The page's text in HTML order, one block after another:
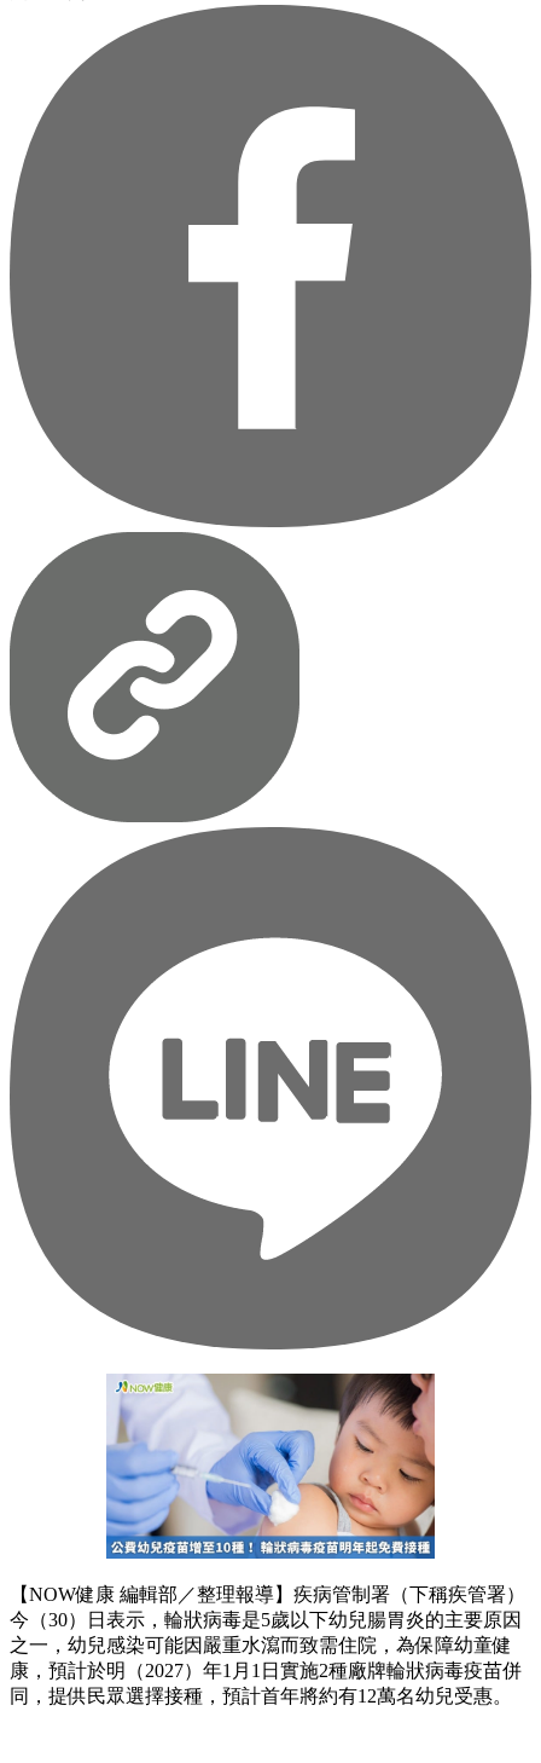
【NOW健康 編輯部／整理報導】疾病管制署（下稱疾管署）
今（30）日表示，輪狀病毒是5歲以下幼兒腸胃炎的主要原因
之一，幼兒感染可能因嚴重水瀉而致需住院，為保障幼童健
康，預計於明（2027）年1月1日實施2種廠牌輪狀病毒疫苗併
同，提供民眾選擇接種，預計首年將約有12萬名幼兒受惠。